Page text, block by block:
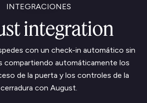
INTEGRACIONES
integration
con un check-in automático sin
compartiendo automáticamente los
de la puerta y los controles de la
cerradura con August.